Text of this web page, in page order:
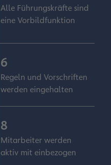
Alle Führungskräfte sind
eine Vorbildfunktion
6
Regeln und Vorschriften
werden eingehalten
8
Mitarbeiter werden
aktiv mit einbezogen